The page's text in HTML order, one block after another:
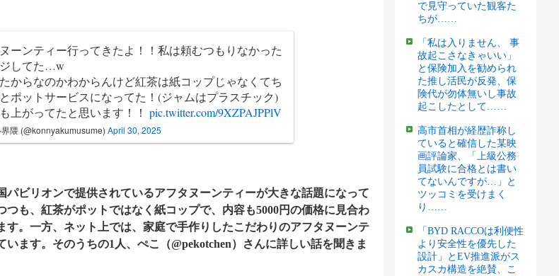
ーンティー行ってきたよ！！私は頼むつもりなかった
してた…w
からなのかわからんけど紅茶は紙コップじゃなくてち
ポットサービスになってた！(ジャムはプラスチック)
上がってたと思います！！ pic.twitter.com/9XZPAJPPlV
隈 (@konnyakumusume) April 30, 2025
ビリオンで提供されているアフタヌーンティーが大きな話題になって
つも、紅茶がポットではなく紙コップで、内容も5000円の価格に見合わ
す。一方、ネット上では、家庭で手作りしたこだわりのアフタヌーンテ
います。そのうちの1人、ぺこ（@pekotchen）さんに詳しい話を聞きま
で見守っていた観客た
ちが……
「私は入りません、 事
故起こさなきゃいい」
と保険加入を勧められ
た推し活民が反発、保
険代が勿体無いし事故
起こしたとして……
高市首相が経歴詐称し
ていると確信した某映
画評論家、「上級公務
員試験に合格とは書い
てないんですが…」と
ツッコミを受けまく
り……
「BYD RACCOは利便性
より安全性を優先した
設計」とEV推進派がス
カスカ構造を絶賛、こ